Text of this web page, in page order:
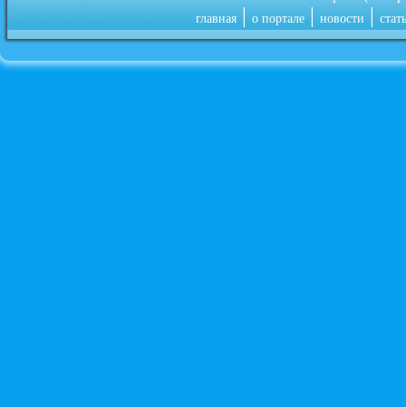
главная|о портале|новости|